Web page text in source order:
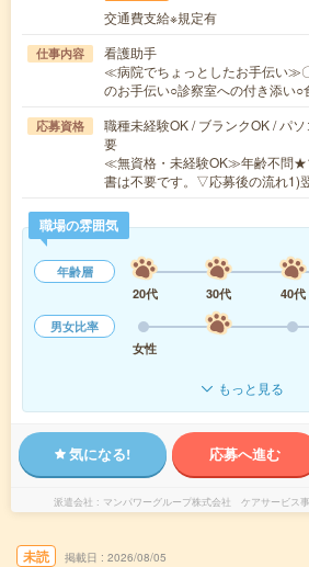
交通費支給※規定有
仕事内容
看護助手
≪病院でちょっとしたお手伝い≫
のお手伝い○診察室への付き添い
応募資格
職種未経験OK / ブランクOK / パ
要
≪無資格・未経験OK≫年齢不問
書は不要です。▽応募後の流れ1)
職場の雰囲気
年齢層
20代
30代 40代
男女比率
女性
もっと見る
気になる! 応募へ進む
派遣会社 マンパワーグループ株式会社 ケアサービス
未読 掲載日 2026/08/05